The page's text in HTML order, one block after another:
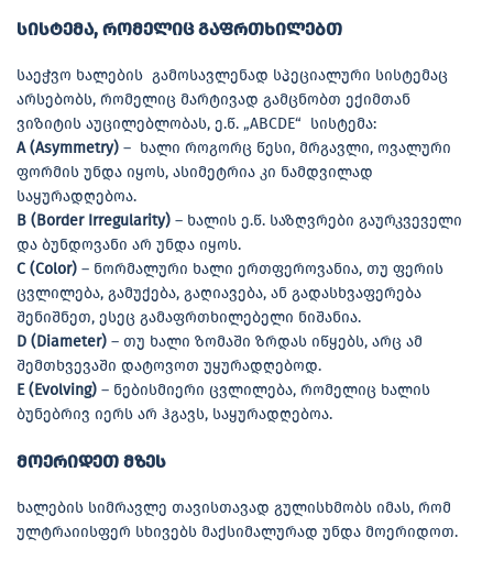
სისტემა, რომელიც გაფრთხილებთ
საეჭვო ხალების გამოსავლენად სპეციალური სისტემაც
არსებობს, რომელიც მარტივად გამცნობთ ექიმთან
ვიზიტის აუცილებლობას, ე.წ. „ABCDE“ სისტემა:
A (Asymmetry) – ხალი როგორც წესი, მრგავლი, ოვალური
ფორმის უნდა იყოს, ასიმეტრია კი ნამდვილად
საყურადღებოა.
B (Border Irregularity) – ხალის ე.წ. საზღვრები გაურკვეველი
და ბუნდოვანი არ უნდა იყოს.
C (Color) – ნორმალური ხალი ერთფეროვანია, თუ ფერის
ცვლილება, გამუქება, გაღიავება, ან გადასხვაფერება
შენიშნეთ, ესეც გამაფრთხილებელი ნიშანია.
D (Diameter) – თუ ხალი ზომაში ზრდას იწყებს, არც ამ
შემთხვევაში დატოვოთ უყურადღებოდ.
E (Evolving) – ნებისმიერი ცვლილება, რომელიც ხალის
ბუნებრივ იერს არ ჰგავს, საყურადღებოა.
მოერიდეთ მზეს
ხალების სიმრავლე თავისთავად გულისხმობს იმას, რომ
ულტრაიისფერ სხივებს მაქსიმალურად უნდა მოერიდოთ.